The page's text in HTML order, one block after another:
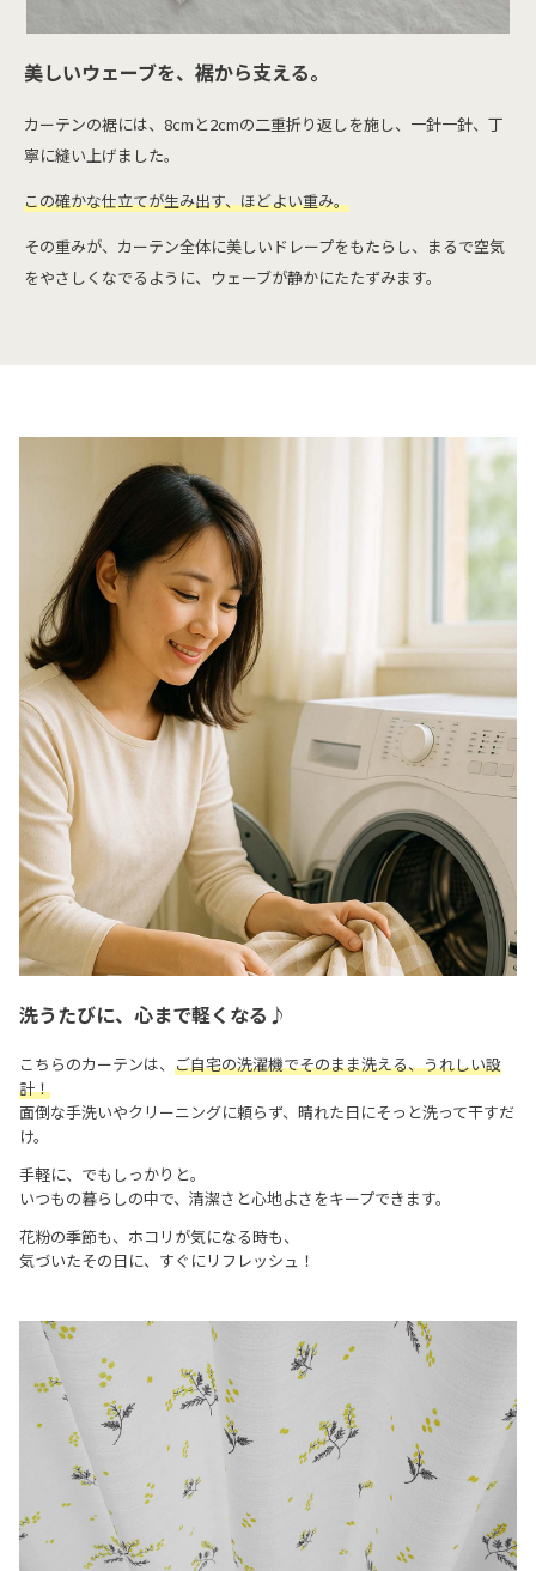
美しいウェーブを、裾から支える。
カーテンの裾には、8cmと2cmの二重折り返しを施し、一針一針、丁
寧に縫い上げました。
この確かな仕立てが生み出す、ほどよい重み。
その重みが、カーテン全体に美しいドレープをもたらし、まるで空気
をやさしくなでるように、ウェーブが静かにたたずみます。
洗うたびに、心まで軽くなる♪
こちらのカーテンは、 ご自宅の洗濯機でそのまま洗える、うれしい設
計！
面倒な手洗いやクリーニングに頼らず、晴れた日にそっと洗って干すだ
け。
手軽に、でもしっかりと。
いつもの暮らしの中で、清潔さと心地よさをキープできます。
花粉の季節も、ホコリが気になる時も、
気づいたその日に、すぐにリフレッシュ！